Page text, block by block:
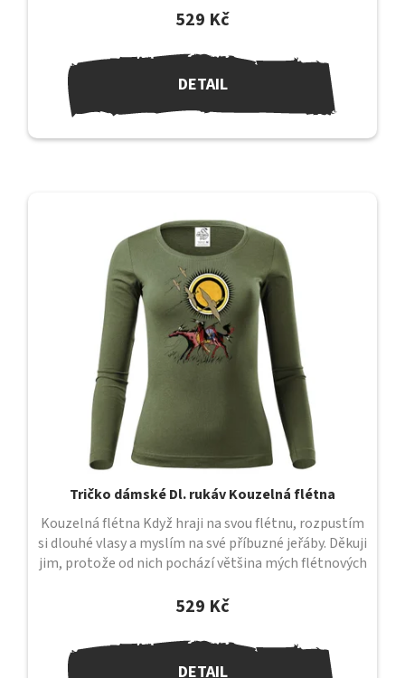
529 Kč
DETAIL
Tričko dámské Dl. rukáv Kouzelná flétna
529 Kč
DETAIL
Kouzelná flétna Když hraji na svou flétnu, rozpustím
si dlouhé vlasy a myslím na své příbuzné jeřáby. Děkuji
jim, protože od nich pochází většina mých flétnových